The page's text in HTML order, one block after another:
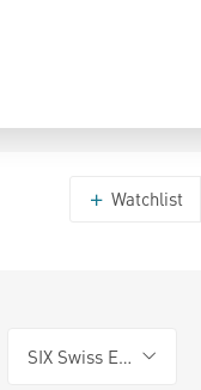
Watchlist
SIX Swiss Exchange